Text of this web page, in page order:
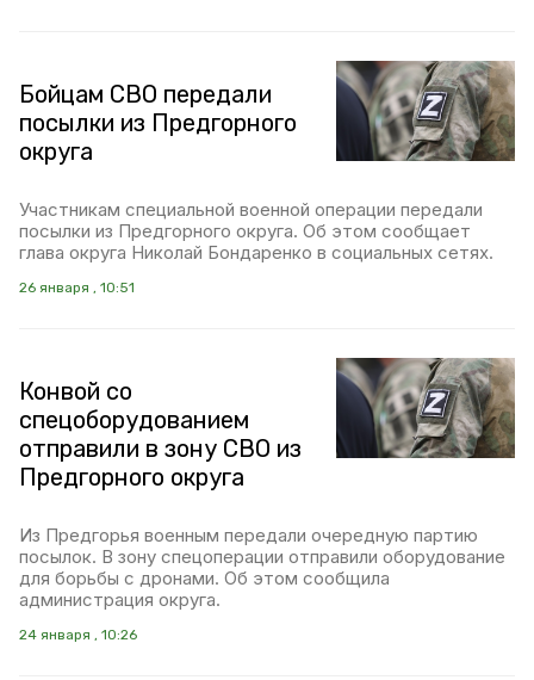
Бойцам СВО передали
посылки из Предгорного
округа
Участникам специальной военной операции передали
посылки из Предгорного округа. Об этом сообщает
глава округа Николай Бондаренко в социальных сетях.
26 января , 10:51
Конвой со
спецоборудованием
отправили в зону СВО из
Предгорного округа
Из Предгорья военным передали очередную партию
посылок. В зону спецоперации отправили оборудование
для борьбы с дронами. Об этом сообщила
администрация округа.
24 января , 10:26